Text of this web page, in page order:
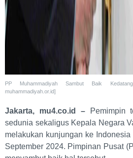
PP Muhammadiyah Sambut Baik
muhammadiyah.or.id]
Jakarta, mu4.co.id –Pemimpin
sedunia sekaligus Kepala Negara
melakukan kunjungan ke
September 2024. Pimpinan Pusat